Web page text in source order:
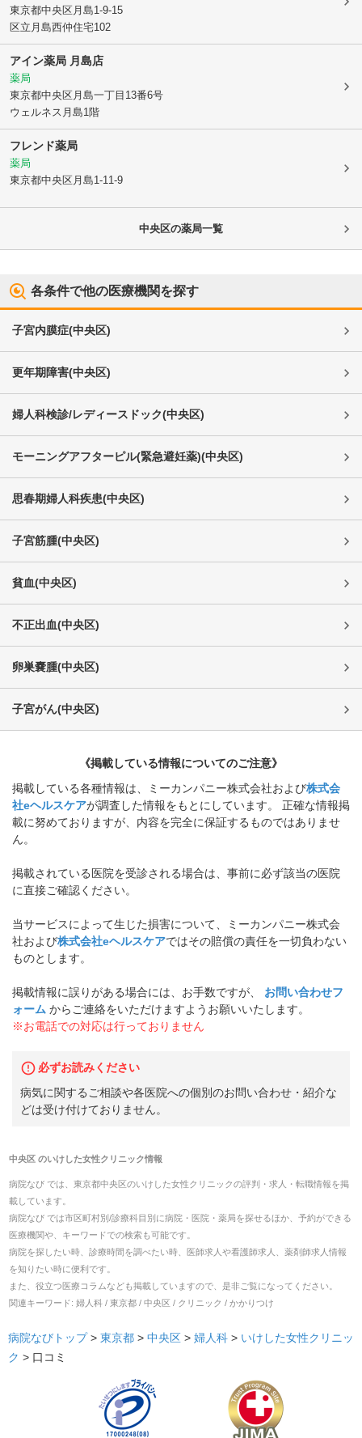
東京都中央区 月島1-9-15
区立月島西仲住宅102
アイン薬局 月島店
薬局
東京都中央区 月島一丁目13番6号
ウェルネス月島1階
フレンド薬局
薬局
東京都中央区 月島1-11-9
中央区の薬局一覧
各条件で他の医療機関を探す
子宮内膜症(中央区)
更年期障害(中央区)
婦人科検診/レディースドック(中央区)
モーニングアフターピル(緊急避妊薬)(中央区)
思春期婦人科疾患(中央区)
子宮筋腫(中央区)
貧血(中央区)
不正出血(中央区)
卵巣嚢腫(中央区)
子宮がん(中央区)
《掲載している情報についてのご注意》
掲載している各種情報は、ミーカンパニー株式会社および株式会
社eヘルスケアが調査した情報をもとにしています。 正確な情報掲
載に努めておりますが、内容を完全に保証するものではありませ
ん。
掲載されている医院を受診される場合は、事前に必ず該当の医院
に直接ご確認ください。
当サービスによって生じた損害について、ミーカンパニー株式会
社および株式会社eヘルスケアではその賠償の責任を一切負わない
ものとします。
掲載情報に誤りがある場合には、お手数ですが、
お問い合わせフ
ォーム からご連絡をいただけますようお願いいたします。
※お電話での対応は行っておりません
必ずお読みください
病気に関するご相談や各医院への個別のお問い合わせ・紹介な
どは受け付けておりません。
中央区のいけした女性クリニック情報
病院なび では、 東京都中央区のいけした女性クリニックの評判・求人・転職情報を掲
載しています。
病院なび では市区町村別/診療科目別に病院・医院・薬局を探せるほか、予約ができる
医療機関や、キーワードでの検索も可能です。
病院を探したい時、診療時間を調べたい時、医師求人や看護師求人、薬剤師求人情報
を知りたい時に便利です。
また、役立つ医療コラムなども掲載していますので、是非ご覧になってください。
関連キーワード: 婦人科 / 東京都 / 中央区 / クリニック / かかりつけ
病院なびトップ > 東京都 > 中央区 > 婦人科 > いけした女性クリニッ
ク > 口コミ